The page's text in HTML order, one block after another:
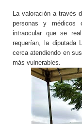
La valoración a través
personas y médicos
intraocular que se
requerían, la diputada
cerca atendiendo en
más vulnerables.